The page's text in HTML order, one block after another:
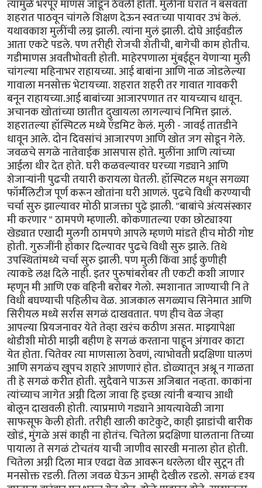
त्यामुळे भरपूर माणसं जोडून ठेवली होती. मुलींना घरात न बसवता
शहरात पाठवून चांगले शिक्षण देऊन स्वतःच्या पायावर उभं केलं.
यथावकाश मुलींची लग्न झाली. त्यांना मुलं झाली. दोघे आईवडील
आता एकटे पडले. पण तरीही रोजची शेतीची, बागेची काम होतीच.
गडीमाणस अवतीभोवती होती. माहेरपणाला मुंबईहून येणाऱ्या मुली
चांगल्या महिनाभर राहायच्या. आई बाबांना आणि नाळ जोडलेल्या
गावाला मनसोक्त भेटायच्या. शहरात शहरी तर गावात गावकरी
बनून राहायच्या.आई बाबांच्या आजारपणात तर यायच्याच धावून.
अचानक खोतांच्या छातीत दुखायला लागल्याचं निमित्त झालं.
शहरातल्या हॉस्पिटल मध्ये ऍडमिट केलं. मुली - जावई तातडीने
धावून आले. दोन दिवसांचं आजारपण आणि खोत जग सोडून गेले.
जवळचे सगळे नातेवाईक आसपास होते. मुलींना आणि त्यांच्या
आईला धीर देत होते. घरी कळवल्यावर घरच्या गड्याने आणि
शेजाऱ्यांनी पुढची तयारी करायला घेतली. हॉस्पिटल मधून सगळ्या
फॉर्मॅलिटीज पूर्ण करून खोतांना घरी आणलं. पुढचे विधी करण्याची
चर्चा सुरु झाल्यावर मोठी प्राजक्ता पुढे झाली. "बाबांचे अंत्यसंस्कार
मी करणार " ठामपणे म्हणाली. कोकणातल्या एका छोट्याश्या
खेड्यात एखादी मुलगी ठामपणे आपले म्हणणे मांडते हीच मोठी गोष्ट
होती. गुरुजींनी होकार दिल्यावर पुढचे विधी सुरु झाले. तिथे
उपस्थितांमध्ये चर्चा सुरु झाली. पण मुली किंवा आई कुणीही
त्याकडे लक्ष दिले नाही. इतर पुरुषांबरोबर ती एकटी कशी जाणार
म्हणून मी आणि एक वहिनी बरोबर गेलो. स्मशानात जाण्याची नि ते
विधी बघण्याची पहिलीच वेळ. आजकाल सगळ्याच सिनेमात आणि
सिरीयल मध्ये सर्रास सगळं दाखवतात. पण हीच वेळ जेव्हा
आपल्या प्रियजनावर येते तेव्हा खरंच कठीण असत. माझ्यापेक्षा
थोडीशी मोठी माझी बहीण हे सगळं करताना पाहून अंगावर काटा
येत होता. चितेवर त्या माणसाला ठेवणं, त्याभोवती प्रदक्षिणा घालणं
आणि सगळंच खूपच शहारे आणणारं होत. डोळ्यातून अश्रू न गाळता
ती हे सगळं करीत होती. सुदैवाने पाऊस अजिबात नव्हता. काकांना
त्यांच्याच जागेत अग्नी दिला जावा हि इच्छा त्यांनी बऱ्याच आधी
बोलून दाखवली होती. त्याप्रमाणे गड्याने आयत्यावेळी जागा
साफसूफ केली होती. तरीही खाली काटेकुटे, काही झाडांची बारीक
खोडं, मुंगळे असं काही ना होतंच. चितेला प्रदक्षिणा घालताना तिच्या
पायाला ते सगळं टोचतंय याची जाणीव सारखी मनाला होत होती.
चितेला अग्नी दिला मात्र एवढा वेळ आवरून धरलेला धीर सुटून ती
मनसोक्त रडली. तिला जवळ घेऊन आम्ही देखील रडलो. सगळं दृश्य